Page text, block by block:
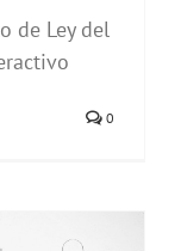
de Ley del
0